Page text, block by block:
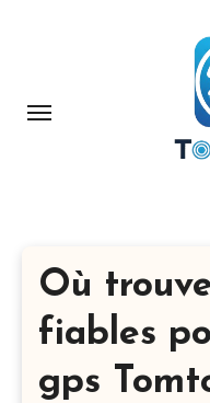
principal
Où
fiables
gps